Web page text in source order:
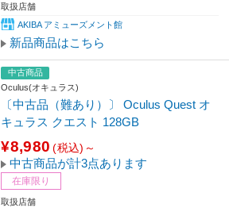
取扱店舗
AKIBA アミューズメント館
新品商品はこちら
中古商品
Oculus(オキュラス)
〔中古品（難あり）〕 Oculus Quest オ
キュラス クエスト 128GB
¥8,980 (税込)～
中古商品が計3点あります
在庫限り
取扱店舗